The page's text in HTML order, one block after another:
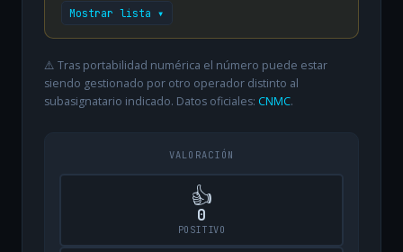
Mostrar lista ▾
⚠️ Tras portabilidad numérica el número puede estar
siendo gestionado por otro operador distinto al
subasignatario indicado. Datos oficiales: CNMC.
VALORACIÓN
👍
0
POSITIVO